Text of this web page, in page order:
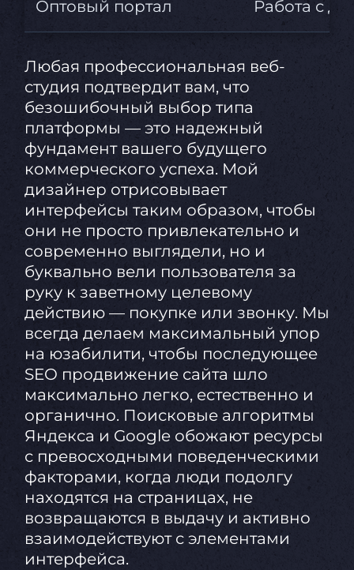
Оптовый портал Работа с
Любая профессиональная веб-
студия подтвердит вам, что
безошибочный выбор типа
платформы — это надежный
фундамент вашего будущего
коммерческого успеха. Мой
дизайнер отрисовывает
интерфейсы таким образом, чтобы
они не просто привлекательно и
современно выглядели, но и
буквально вели пользователя за
руку к заветному целевому
действию — покупке или звонку. Мы
всегда делаем максимальный упор
на юзабилити, чтобы последующее
SEO продвижение сайта шло
максимально легко, естественно и
органично. Поисковые алгоритмы
Яндекса и Google обожают ресурсы
с превосходными поведенческими
факторами, когда люди подолгу
находятся на страницах, не
возвращаются в выдачу и активно
взаимодействуют с элементами
интерфейса.